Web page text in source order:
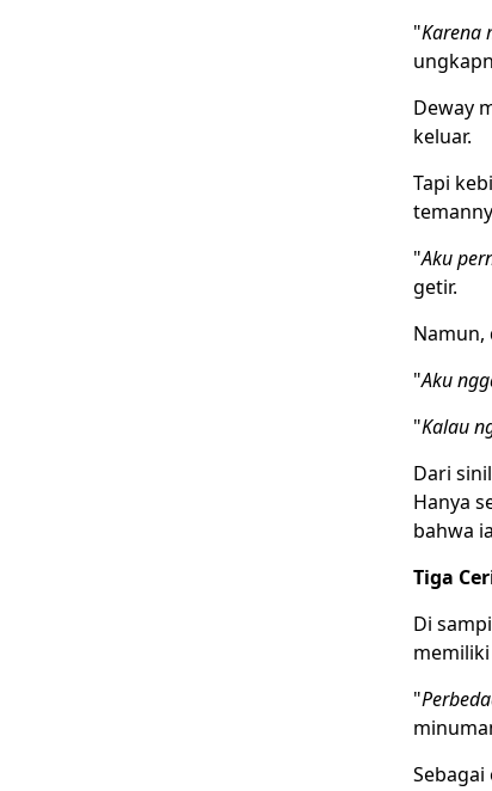
"Karena
Deway
keluar.
Tapi
"Aku
getir.
Namun,
"Aku
"Kalau
Dari
Hanya
bahwa
Tiga
Di
"